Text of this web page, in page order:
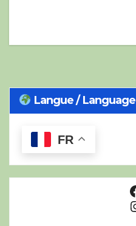
Langue / Language
FR